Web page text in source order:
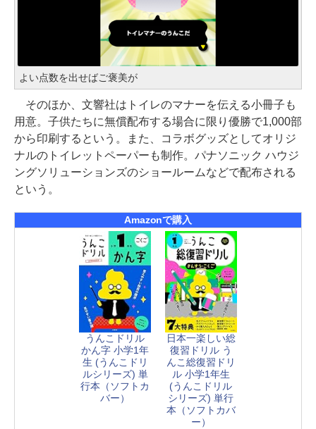
よい点数を出せばご褒美が
そのほか、⽂響社はトイレのマナーを伝える小冊子も
用意。子供たちに無償配布する場合に限り優勝で1,000部
から印刷するという。また、コラボグッズとしてオリジ
ナルのトイレットペーパーも制作。パナソニック ハウジ
ングソリューションズのショールームなどで配布される
という。
Amazonで購入
うんこドリル
かん字 小学1年
生 (うんこドリ
ルシリーズ) 単
行本（ソフトカ
バー）
日本一楽しい総
復習ドリル う
んこ総復習ドリ
ル 小学1年生
(うんこドリル
シリーズ) 単行
本（ソフトカバ
ー）